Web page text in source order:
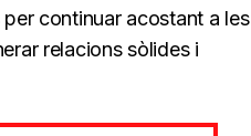
continuar acostant a les
relacions sòlides i